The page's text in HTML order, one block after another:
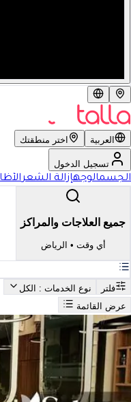
العربية اختر منطقتك
تسجيل الدخول
الجسمالوجهإزالة الشعر
جميع العلاجات والمراكز
أي وقت • الرياض
فلتر نوع الخدمات : الكل
عرض القائمة
بحث
أفضل اليدين والأقدام